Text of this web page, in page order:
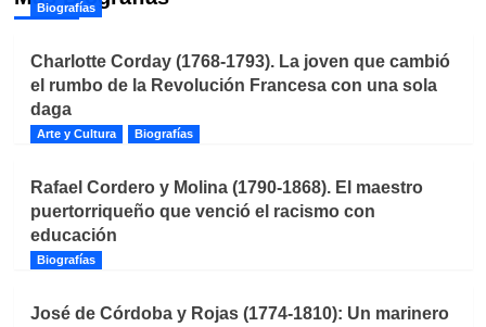
Biografías
Charlotte Corday (1768-1793). La joven que cambió
el rumbo de la Revolución Francesa con una sola
daga
Arte y Cultura Biografías
Rafael Cordero y Molina (1790-1868). El maestro
puertorriqueño que venció el racismo con
educación
Biografías
José de Córdoba y Rojas (1774-1810): Un marinero